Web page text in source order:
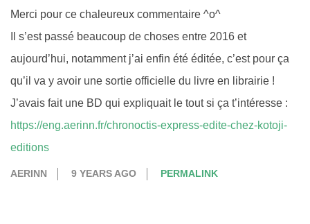
Merci pour ce chaleureux commentaire ^o^
Il s’est passé beaucoup de choses entre 2016 et
aujourd’hui, notamment j’ai enfin été éditée, c’est pour ça
qu’il va y avoir une sortie officielle du livre en librairie !
J’avais fait une BD qui expliquait le tout si ça t’intéresse :
https://eng.aerinn.fr/chronoctis-express-edite-chez-kotoji-
editions
AERINN 9 YEARS AGO PERMALINK